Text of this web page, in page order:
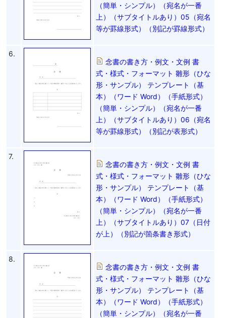
（簡単・シンプル）（宛名が一番
上）（サブタイトルあり）05（宛名
等が罫線形式）（別記が罫線形式）
6.
念書の書き方・例文・文例 書
式・様式・フォーマット 雛形（ひな
形・サンプル） テンプレート（基
本）（ワード Word）（手紙形式）
（簡単・シンプル）（宛名が一番
上）（サブタイトルあり）06（宛名
等が罫線形式）（別記が表形式）
7.
念書の書き方・例文・文例 書
式・様式・フォーマット 雛形（ひな
形・サンプル） テンプレート（基
本）（ワード Word）（手紙形式）
（簡単・シンプル）（宛名が一番
上）（サブタイトルあり）07（日付
が上）（別記が箇条書き形式）
8.
念書の書き方・例文・文例 書
式・様式・フォーマット 雛形（ひな
形・サンプル） テンプレート（基
本）（ワード Word）（手紙形式）
（簡単・シンプル）（宛名が一番